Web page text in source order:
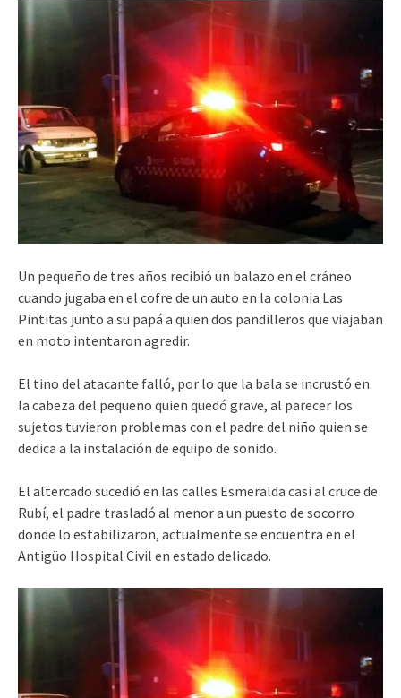
Un pequeño de tres años recibió un balazo en el cráneo
cuando jugaba en el cofre de un auto en la colonia Las
Pintitas junto a su papá a quien dos pandilleros que viajaban
en moto intentaron agredir.
El tino del atacante falló, por lo que la bala se incrustó en
la cabeza del pequeño quien quedó grave, al parecer los
sujetos tuvieron problemas con el padre del niño quien se
dedica a la instalación de equipo de sonido.
El altercado sucedió en las calles Esmeralda casi al cruce de
Rubí, el padre trasladó al menor a un puesto de socorro
donde lo estabilizaron, actualmente se encuentra en el
Antigüo Hospital Civil en estado delicado.